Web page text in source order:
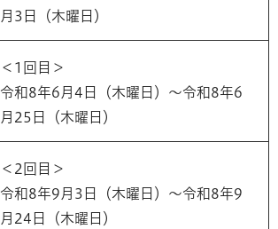
月3日（木曜日）
＜1回目＞
令和8年6月4日（木曜日）～令和8年6
月25日（木曜日）
＜2回目＞
令和8年9月3日（木曜日）～令和8年9
月24日（木曜日）